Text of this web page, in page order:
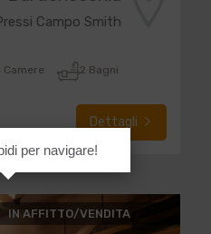
Campo Smith
Camere 2 Bagni
Dettagli
IN AFFITTO/VENDITA
per navigare!